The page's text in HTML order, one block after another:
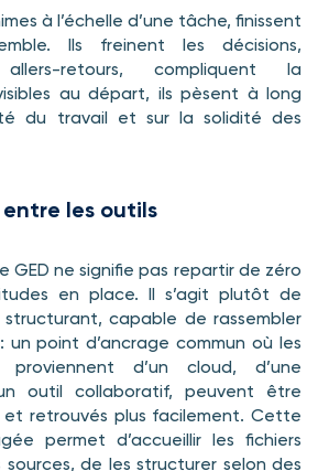
à l’échelle d’une tâche, finissent
Ils freinent les décisions,
retours, compliquent la
au départ, ils pèsent à long
du travail et sur la solidité des
entre les outils
GED ne signifie pas repartir de zéro
en place. Il s’agit plutôt de
capable de rassembler
point d’ancrage commun où les
proviennent d’un cloud, d’une
outil collaboratif, peuvent être
et retrouvés plus facilement. Cette
permet d’accueillir les fichiers
sources, de les structurer selon des